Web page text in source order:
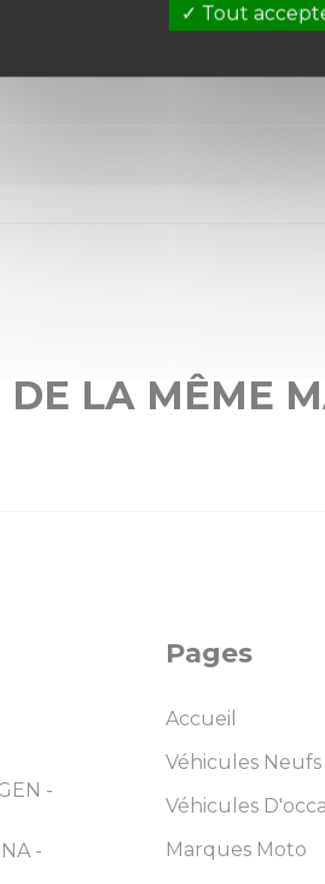
DE LA MÊME
-
-
Pages
Accueil
Véhicules Neufs
Véhicules
Marques Moto
Tout